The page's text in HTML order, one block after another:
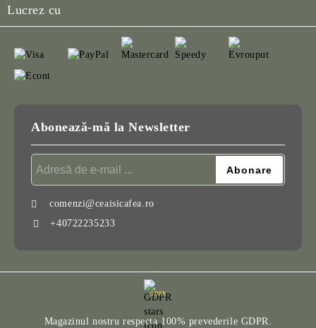
Lucrez cu
Abonează-mă la Newsletter
comenzi@ceaisicafea.ro
+40722235233
GDPR
Magazinul nostru respecta 100% prevederile GDPR.